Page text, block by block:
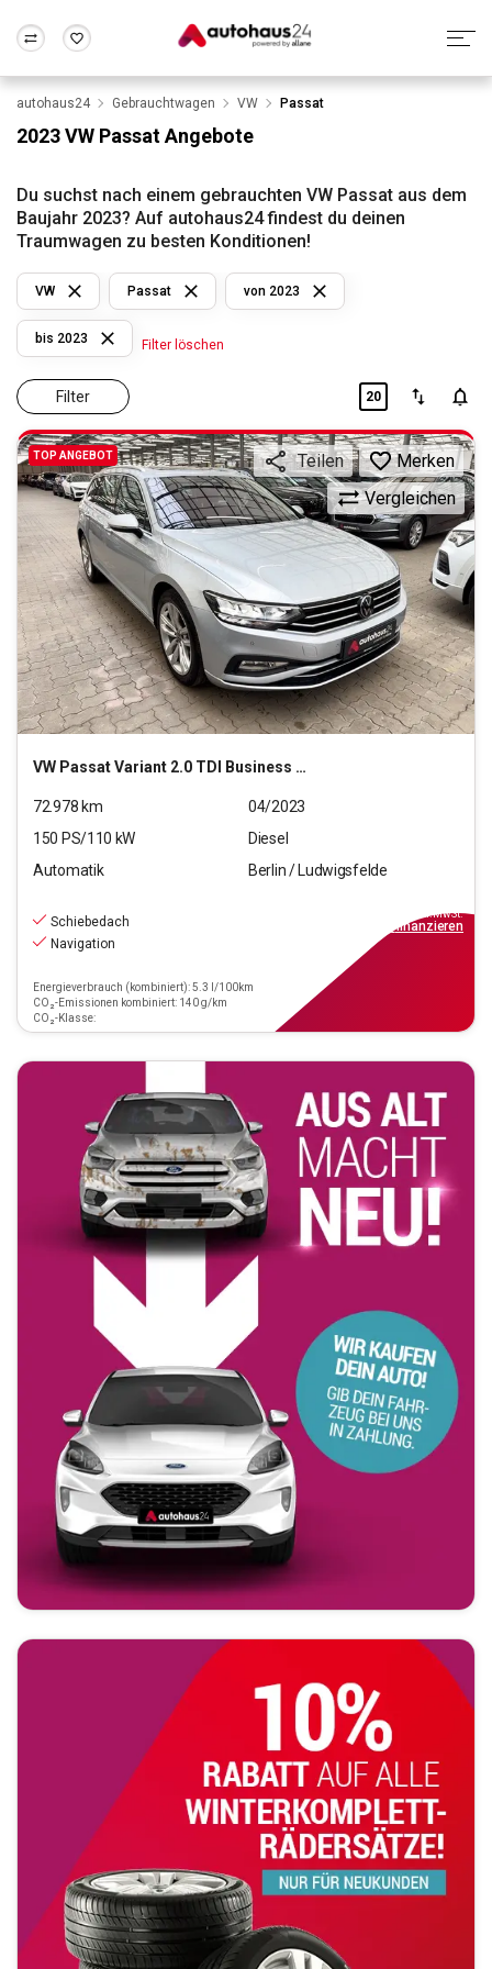
Wir bewerten dein Auto
Alle Fragen & Antworten
Rund um die Inzahlungnahme
Frankfurt Wuppertal
autohaus24 Gebrauchtwagen VW Passat
2023 VW Passat Angebote
Du suchst nach einem gebrauchten VW Passat aus dem
Baujahr 2023? Auf autohaus24 findest du deinen
Traumwagen zu besten Konditionen!
Filter
VW Passat von 2023
bis 2023 Filter löschen
20
TOP ANGEBOT
VW Passat Variant 2.0 TDI Business (EURO 6d)
Vergleichen
Teilen Merken
72.978 km
04/2023
150 PS/110 kW
Diesel
Automatik
Berlin / Ludwigsfelde
Schiebedach
Navigation
Energieverbrauch (kombiniert): 5.3 l/100km
CO₂-Emissionen kombiniert: 140 g/km
CO₂-Klasse:
inkl.MwSt.
finanzieren